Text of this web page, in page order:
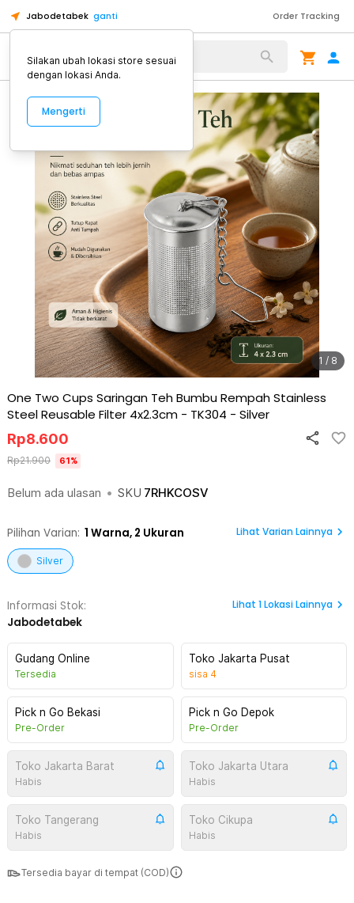
Jabodetabek ganti Order Tracking
Alat Kopi
1 / 8
One Two Cups Saringan Teh Bumbu Rempah Stainless
Steel Reusable Filter 4x2.3cm - TK304 - Silver
Belum ada ulasan • SKU 7RHKCOSV
Rp8.600
Rp21.900 61%
Pilihan Varian: 1 Warna, 2 Ukuran Lihat Varian Lainnya
Silver
Informasi Stok:
Jabodetabek
Lihat 1Lokasi Lainnya
Gudang Online
Tersedia
Toko Jakarta Pusat
sisa 4
Pick n Go Bekasi
Pre-Order
Pick n Go Depok
Pre-Order
Toko Jakarta Barat
Habis
Toko Jakarta Utara
Habis
Toko Tangerang
Habis
Toko Cikupa
Habis
Tersedia bayar di tempat (COD)
Silakan ubah lokasi store sesuai
dengan lokasi Anda.
Mengerti